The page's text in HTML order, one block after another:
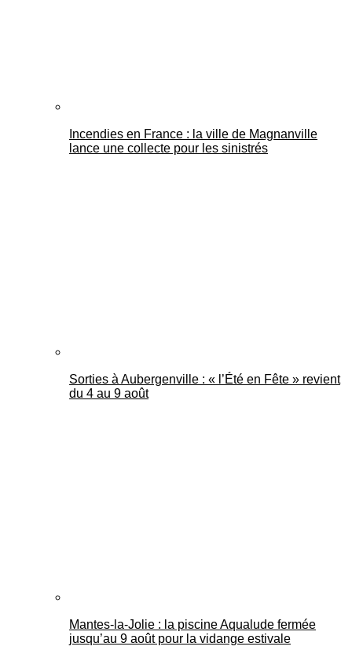
Incendies en France : la ville de Magnanville
lance une collecte pour les sinistrés
Sorties à Aubergenville : « l’Été en Fête » revient
du 4 au 9 août
Mantes-la-Jolie : la piscine Aqualude fermée
jusqu’au 9 août pour la vidange estivale